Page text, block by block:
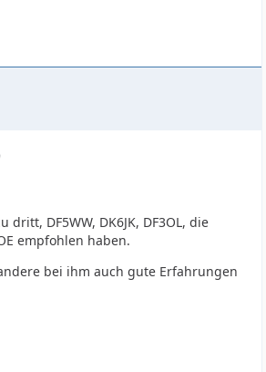
DF5WW, DK6JK, DF3OL, die
empfohlen haben.
bei ihm auch gute Erfahrungen